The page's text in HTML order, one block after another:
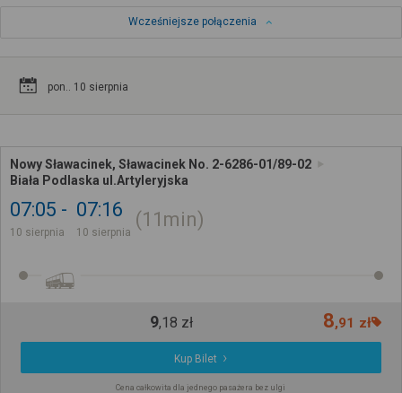
Wcześniejsze połączenia
pon.. 10 sierpnia
Nowy Sławacinek, Sławacinek No. 2-6286-01/89-02
Biała Podlaska ul.Artyleryjska
07:05
10 sierpnia
07:16
10 sierpnia
11min
9,18 zł 8,91 zł
Kup Bilet
Cena całkowita dla jednego pasażera bez ulgi